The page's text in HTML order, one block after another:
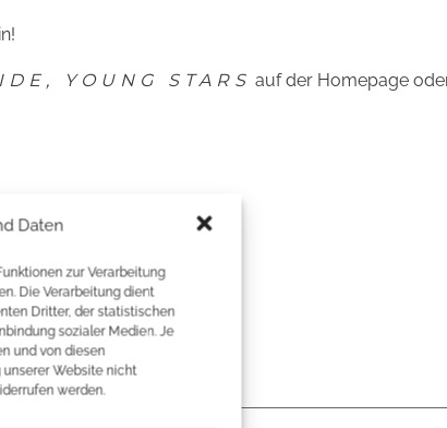
Daten
zur Verarbeitung
Die Verarbeitung dient
Dritter, der statistischen
sozialer Medien. Je
und von diesen
Website nicht
werden.
YOUNG STARS auf der Homepage